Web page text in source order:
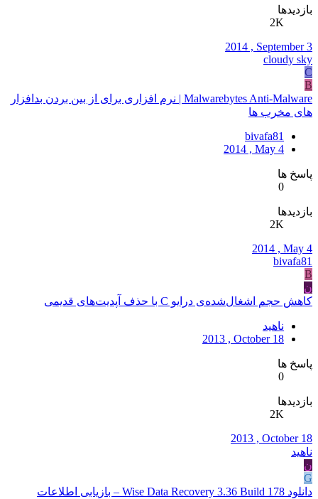
بازدیدها
2K
2014 , September 3
cloudy sky
C
B
Malwarebytes Anti-Malware | نرم افزاری برای از بین بردن بدافزار
های مخرب ها
bivafa81
2014 , May 4
پاسخ ها
0
بازدیدها
2K
2014 , May 4
bivafa81
B
ن
کاهش حجم اشغال‌شده‌ی درایو C با حذف آپدیت‌های قدیمی
ناهید
2013 , October 18
پاسخ ها
0
بازدیدها
2K
2013 , October 18
ناهید
ن
G
دانلود Wise Data Recovery 3.36 Build 178 – بازیابی اطلاعات